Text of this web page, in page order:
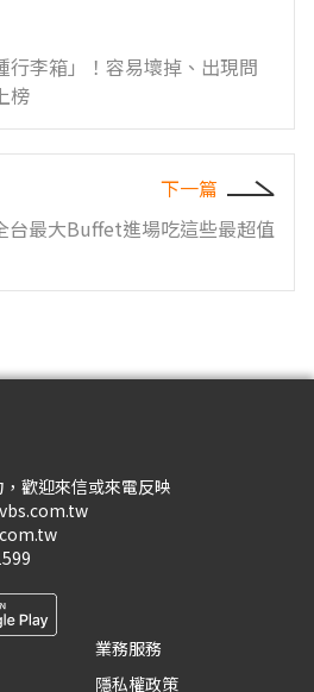
行李箱」！容易壞掉、出現問
榜
下一篇
台最大Buffet進場吃這些最超值
歡迎來信或來電反映
業務服務
隱私權政策